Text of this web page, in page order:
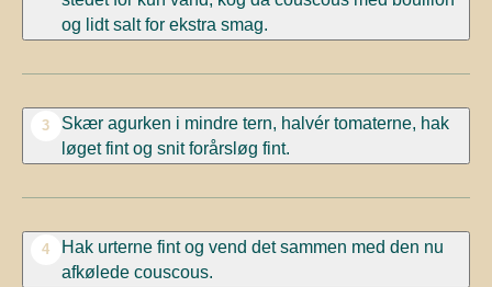
og lidt salt for ekstra smag.
3
Skær agurken i mindre tern, halvér tomaterne, hak
løget fint og snit forårsløg fint.
4
Hak urterne fint og vend det sammen med den nu
afkølede couscous.